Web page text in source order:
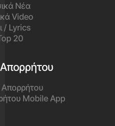
Νέα
Video
/ Lyrics
20
Απορρήτου
Απορρήτου
Mobile App